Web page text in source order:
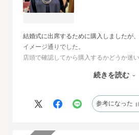
結婚式に出席するために購入しましたが
イメージ通りでした。
店頭で確認してから購入するかどうか迷
オンラインショップは写真数が多くじっ
また、購入するとすぐに届くのでとても
続きを読む
参考になった